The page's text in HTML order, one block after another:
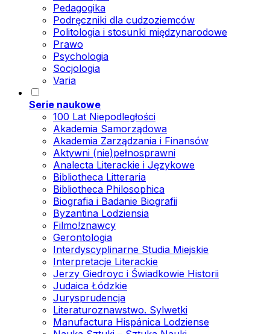
Pedagogika
Podręczniki dla cudzoziemców
Politologia i stosunki międzynarodowe
Prawo
Psychologia
Socjologia
Varia
Serie naukowe
100 Lat Niepodległości
Akademia Samorządowa
Akademia Zarządzania i Finansów
Aktywni (nie)pełnosprawni
Analecta Literackie i Językowe
Bibliotheca Litteraria
Bibliotheca Philosophica
Biografia i Badanie Biografii
Byzantina Lodziensia
Filmo!znawcy
Gerontologia
Interdyscyplinarne Studia Miejskie
Interpretacje Literackie
Jerzy Giedroyc i Świadkowie Historii
Judaica Łódzkie
Jurysprudencja
Literaturoznawstwo. Sylwetki
Manufactura Hispánica Lodziense